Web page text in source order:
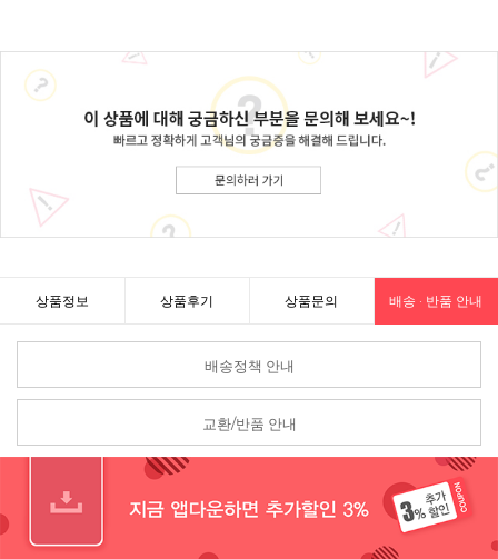
상품정보 상품후기 상품문의 배송 · 반품 안내
배송정책 안내
교환/반품 안내